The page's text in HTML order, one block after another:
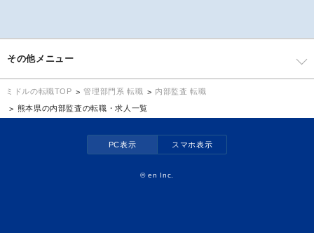
その他メニュー
ミドルの転職TOP 管理部門系 転職
内部監査 転職
熊本県の内部監査の転職・求人一覧
PC表示 スマホ表示
©en Inc.